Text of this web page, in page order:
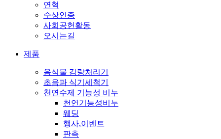
연혁
수상인증
사회공헌활동
오시는길
제품
음식물 감량처리기
초음파 식기세척기
천연수제 기능성 비누
천연기능성비누
웨딩
행사,이벤트
판촉